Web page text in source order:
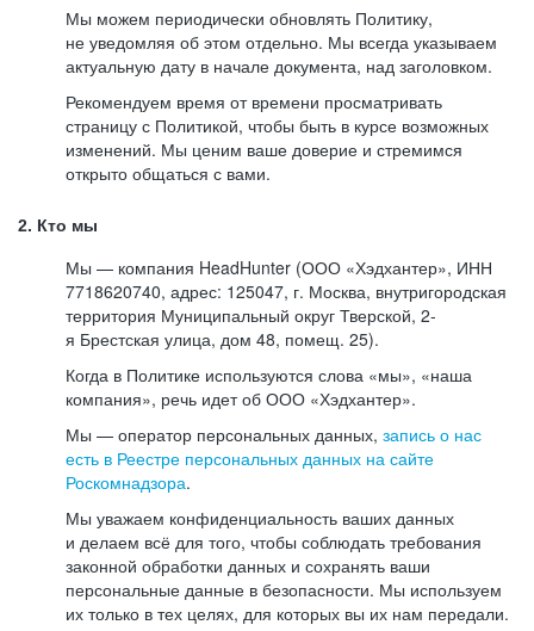
Мы можем периодически обновлять Политику,
не уведомляя об этом отдельно. Мы всегда указываем
актуальную дату в начале документа, над заголовком.
Рекомендуем время от времени просматривать
страницу с Политикой, чтобы быть в курсе возможных
изменений. Мы ценим ваше доверие и стремимся
открыто общаться с вами.
2. Кто мы
Мы — компания HeadHunter (ООО «Хэдхантер», ИНН
7718620740, адрес: 125047, г. Москва, внутригородская
территория Муниципальный округ Тверской, 2-
я Брестская улица, дом 48, помещ. 25).
Когда в Политике используются слова «мы», «наша
компания», речь идет об ООО «Хэдхантер».
Мы — оператор персональных данных, запись о нас
есть в Реестре персональных данных на сайте
Роскомнадзора.
Мы уважаем конфиденциальность ваших данных
и делаем всё для того, чтобы соблюдать требования
законной обработки данных и сохранять ваши
персональные данные в безопасности. Мы используем
их только в тех целях, для которых вы их нам передали.